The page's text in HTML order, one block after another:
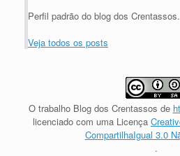
Perfil padrão do blog dos Crentassos.
Veja todos os posts
O trabalho Blog dos Crentassos de
licenciado com uma Licença
CompartilhaIgual 3.0
.